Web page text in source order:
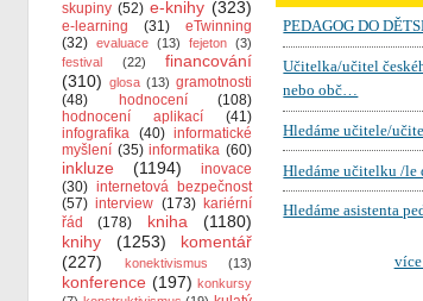
skupiny (52) e-knihy (323)
e-learning (31)
eTwinning
(32) evaluace (13) fejeton (3)
festival
(22)
financování
(310) glosa (13) gramotnosti
(48)
hodnocení
(108)
hodnocení aplikací
(41)
infografika (40) informatické
myšlení (35) informatika (60)
inkluze (1194)
inovace
(30) internetová bezpečnost
(57) interview (173) kariérní
řád
(178) kniha
(1180)
knihy
(1253)
komentář
(227)
konektivismus (13)
konference (197) konkursy